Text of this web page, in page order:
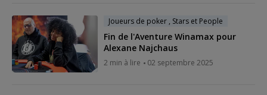
Joueurs de poker , Stars et People
Fin de l'Aventure Winamax pour
Alexane Najchaus
2 min à lire 02 septembre 2025